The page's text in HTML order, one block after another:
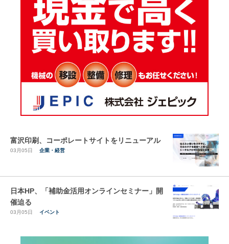
富沢印刷、コーポレートサイトをリニューアル
03月05日 企業・経営
日本HP、「補助金活用オンラインセミナー」開
催迫る
03月05日 イベント